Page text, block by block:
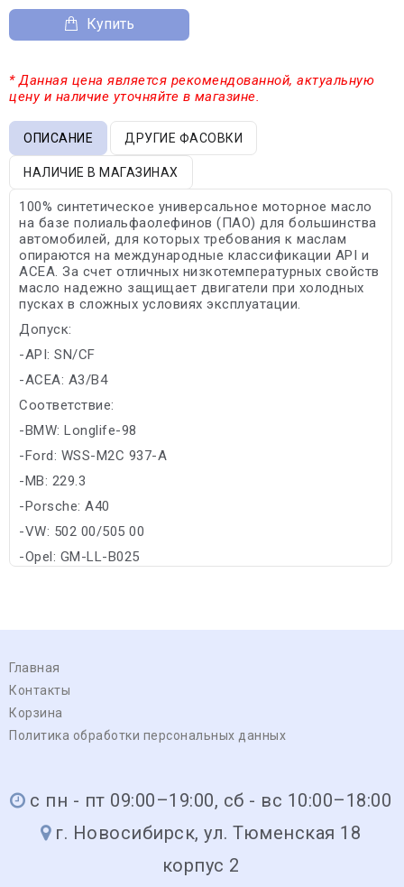
Купить
* Данная цена является рекомендованной, актуальную
цену и наличие уточняйте в магазине.
ОПИСАНИЕ ДРУГИЕ ФАСОВКИ
НАЛИЧИЕ В МАГАЗИНАХ
100% синтетическое универсальное моторное масло
на базе полиальфаолефинов (ПАО) для большинства
автомобилей, для которых требования к маслам
опираются на международные классификации API и
ACEA. За счет отличных низкотемпературных свойств
масло надежно защищает двигатели при холодных
пусках в сложных условиях эксплуатации.
Допуск:
-API: SN/CF
-ACEA: A3/B4
Соответствие:
-BMW: Longlife-98
-Ford: WSS-M2C 937-A
-MB: 229.3
-Porsche: A40
-VW: 502 00/505 00
-Opel: GM-LL-B025
Главная
Контакты
Корзина
Политика обработки персональных данных
с пн - пт 09:00–19:00, сб - вс 10:00–18:00
г. Новосибирск, ул. Тюменская 18
корпус 2